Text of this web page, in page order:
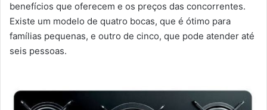
benefícios que oferecem e os preços das concorrentes.
Existe um modelo de quatro bocas, que é ótimo para
famílias pequenas, e outro de cinco, que pode atender até
seis pessoas.